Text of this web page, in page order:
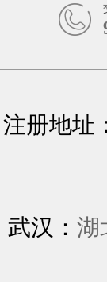
注册地址
武汉： 湖